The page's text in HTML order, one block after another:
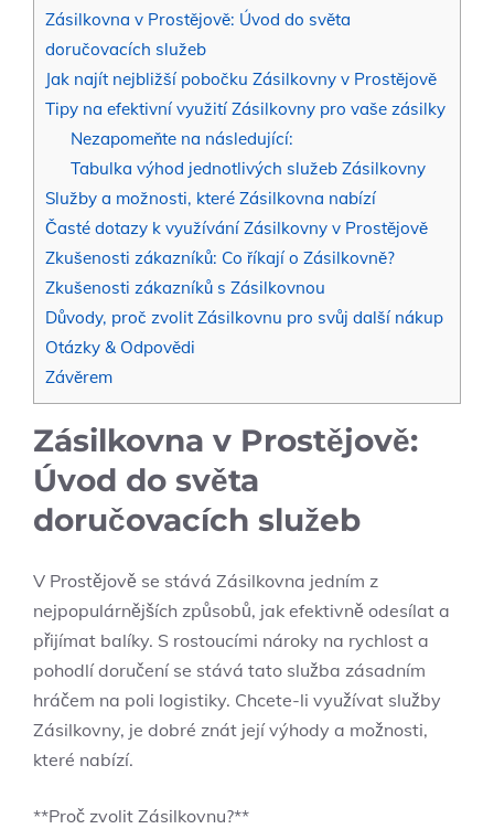
Zásilkovna v Prostějově: Úvod do světa
doručovacích služeb
Jak najít nejbližší pobočku Zásilkovny v Prostějově
Tipy na efektivní využití Zásilkovny pro vaše zásilky
Nezapomeňte na následující:
Tabulka výhod jednotlivých služeb Zásilkovny
Služby a možnosti, které Zásilkovna nabízí
Časté dotazy k využívání Zásilkovny v Prostějově
Zkušenosti zákazníků: Co říkají o Zásilkovně?
Zkušenosti zákazníků s Zásilkovnou
Důvody, proč zvolit Zásilkovnu pro svůj další nákup
Otázky & Odpovědi
Závěrem
Zásilkovna v Prostějově:
Úvod do světa
doručovacích služeb
V Prostějově se stává Zásilkovna jedním z
nejpopulárnějších způsobů, jak efektivně odesílat a
přijímat balíky. S rostoucími nároky na rychlost a
pohodlí doručení se stává tato služba zásadním
hráčem na poli logistiky. Chcete-li využívat služby
Zásilkovny, je dobré znát její výhody a možnosti,
které nabízí.
**Proč zvolit Zásilkovnu?**